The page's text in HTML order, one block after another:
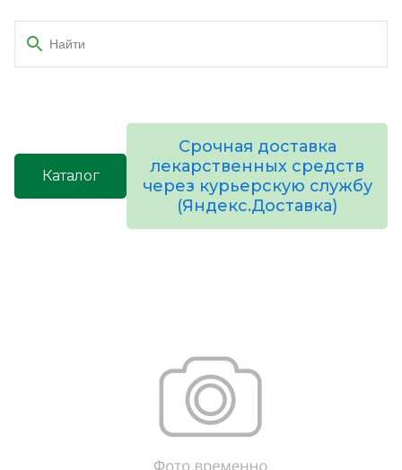
Каталог
Срочная доставка
лекарственных средств
через курьерскую службу
(Яндекс.Доставка)